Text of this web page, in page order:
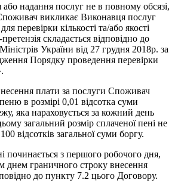
або надання послуг не в повному обсязі,
викликає Виконавця послуг
перевірки кількості та/або якості
складається відповідно до
України від 27 грудня 2018р. за
Порядку проведення перевірки
плати за послуги Споживач
в розмірі 0,01 відсотка суми
яка нараховується за кожний день
загальний розмір сплаченої пені не
відсотків загальної суми боргу.
починається з першого робочого дня,
днем граничного строку внесення
до пункту 7.2 цього Договору.